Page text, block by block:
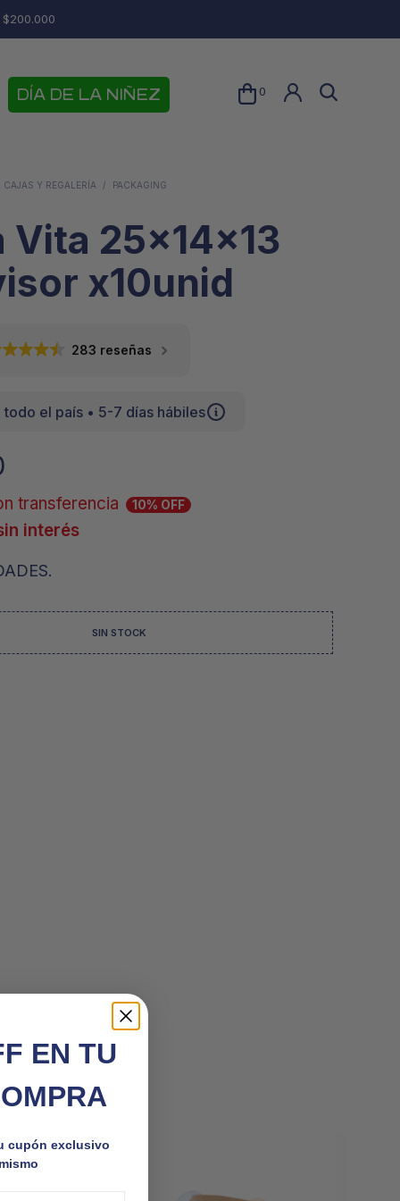
DÍA DE LA NIÑEZ 0
N
CAJAS Y REGALERÍA / PACKAGING
Vita 25x14x13
x10unid
283 reseñas
todo el país • 5-7 días hábiles
transferencia 10% OFF
interés
SIN STOCK
EN TU
cupón exclusivo